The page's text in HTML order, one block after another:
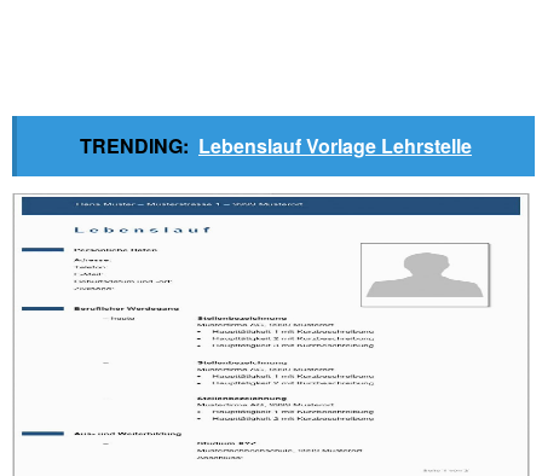
TRENDING: Lebenslauf Vorlage Lehrstelle